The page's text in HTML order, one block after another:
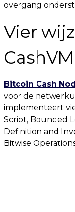
overgang
Vier
CashVM
Bitcoin Cash
voor de
implementeert
Script, Bounded
Definition and
Bitwise